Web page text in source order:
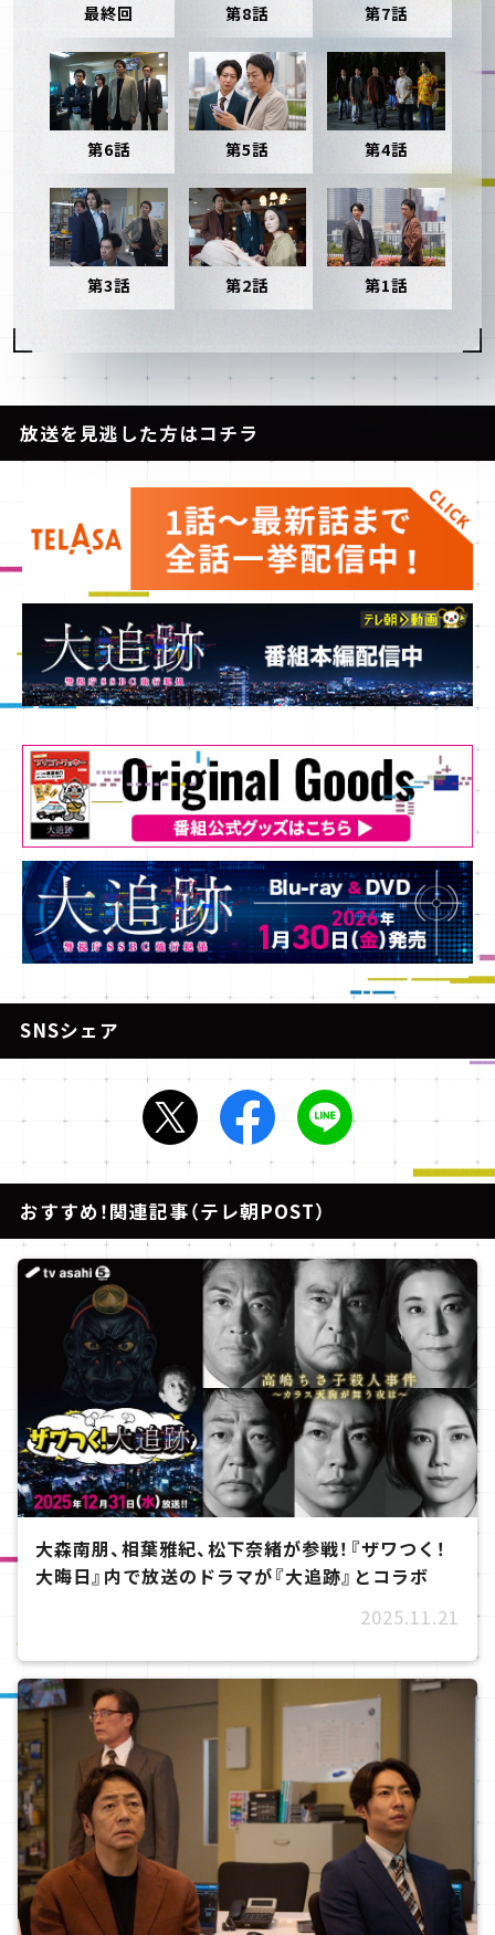
最終回 第8話 第7話
第6話 第5話 第4話
第3話 第2話 第1話
放送を見逃した方はコチラ
SNSシェア
おすすめ！関連記事（テレ朝POST）
大森南朋、相葉雅紀、松下奈緒が参戦！『ザワつく！
大晦日』内で放送のドラマが『大追跡』とコラボ
2025.11.21